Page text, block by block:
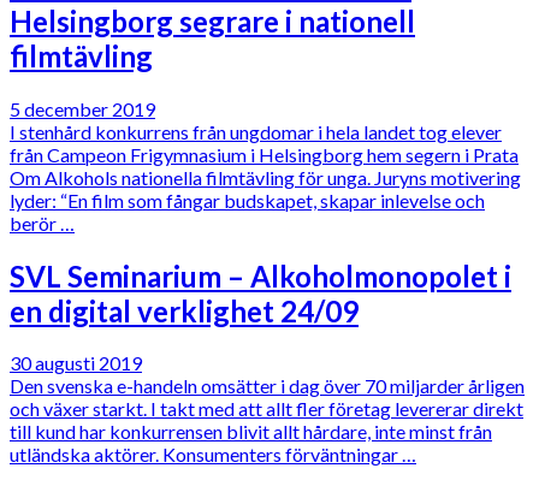
Helsingborg segrare i nationell
filmtävling
5 december 2019
I stenhård konkurrens från ungdomar i hela landet tog elever
från Campeon Frigymnasium i Helsingborg hem segern i Prata
Om Alkohols nationella filmtävling för unga. Juryns motivering
lyder: “En film som fångar budskapet, skapar inlevelse och
berör …
SVL Seminarium – Alkoholmonopolet i
en digital verklighet 24/09
30 augusti 2019
Den svenska e-handeln omsätter i dag över 70 miljarder årligen
och växer starkt. I takt med att allt fler företag levererar direkt
till kund har konkurrensen blivit allt hårdare, inte minst från
utländska aktörer. Konsumenters förväntningar …